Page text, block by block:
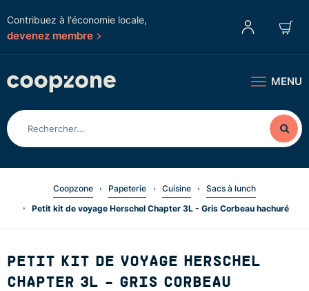
Contribuez à l'économie locale,
devenez membre
MENU
Coopzone Papeterie Cuisine
Sacs à lunch
Petit kit de voyage Herschel Chapter 3L - Gris Corbeau hachuré
PETIT KIT DE VOYAGE HERSCHEL
CHAPTER 3L - GRIS CORBEAU